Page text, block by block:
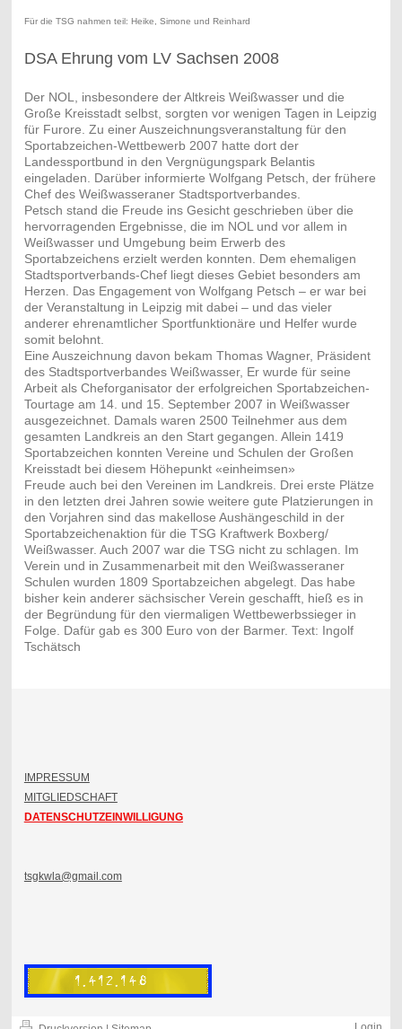
Für die TSG nahmen teil: Heike, Simone und Reinhard
DSA Ehrung vom LV Sachsen 2008
Der NOL, insbesondere der Altkreis Weißwasser und die
Große Kreisstadt selbst, sorgten vor wenigen Tagen in Leipzig
für Furore. Zu einer Auszeichnungsveranstaltung für den
Sportabzeichen-Wettbewerb 2007 hatte dort der
Landessportbund in den Vergnügungspark Belantis
eingeladen. Darüber informierte Wolfgang Petsch, der frühere
Chef des Weißwasseraner Stadtsportverbandes.
Petsch stand die Freude ins Gesicht geschrieben über die
hervorragenden Ergebnisse, die im NOL und vor allem in
Weißwasser und Umgebung beim Erwerb des
Sportabzeichens erzielt werden konnten. Dem ehemaligen
Stadtsportverbands-Chef liegt dieses Gebiet besonders am
Herzen. Das Engagement von Wolfgang Petsch – er war bei
der Veranstaltung in Leipzig mit dabei – und das vieler
anderer ehrenamtlicher Sportfunktionäre und Helfer wurde
somit belohnt.
Eine Auszeichnung davon bekam Thomas Wagner, Präsident
des Stadtsportverbandes Weißwasser, Er wurde für seine
Arbeit als Cheforganisator der erfolgreichen Sportabzeichen-
Tourtage am 14. und 15. September 2007 in Weißwasser
ausgezeichnet. Damals waren 2500 Teilnehmer aus dem
gesamten Landkreis an den Start gegangen. Allein 1419
Sportabzeichen konnten Vereine und Schulen der Großen
Kreisstadt bei diesem Höhepunkt «einheimsen»
Freude auch bei den Vereinen im Landkreis. Drei erste Plätze
in den letzten drei Jahren sowie weitere gute Platzierungen in
den Vorjahren sind das makellose Aushängeschild in der
Sportabzeichenaktion für die TSG Kraftwerk Boxberg/
Weißwasser. Auch 2007 war die TSG nicht zu schlagen. Im
Verein und in Zusammenarbeit mit den Weißwasseraner
Schulen wurden 1809 Sportabzeichen abgelegt. Das habe
bisher kein anderer sächsischer Verein geschafft, hieß es in
der Begründung für den viermaligen Wettbewerbssieger in
Folge. Dafür gab es 300 Euro von der Barmer. Text: Ingolf
Tschätsch
IMPRESSUM
MITGLIEDSCHAFT
DATENSCHUTZEINWILLIGUNG
tsgkwla@gmail.com